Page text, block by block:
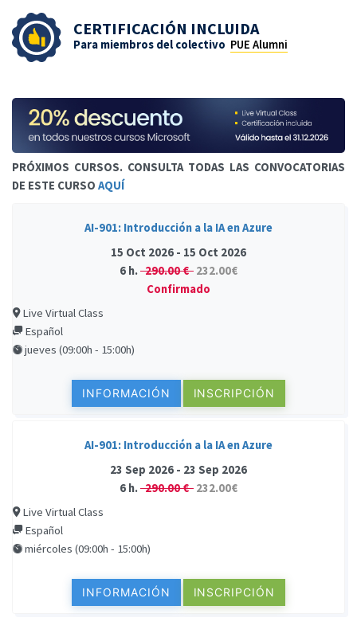
CERTIFICACIÓN INCLUIDA
Para miembros del colectivo PUE Alumni
PRÓXIMOS CURSOS. CONSULTA TODAS LAS CONVOCATORIAS
DE ESTE CURSO AQUÍ
AI-901: Introducción a la IA en Azure
15 Oct 2026 - 15 Oct 2026
6 h.290.00 € 232.00€
Confirmado
Live Virtual Class
Español
jueves (09:00h - 15:00h)
INFORMACIÓN INSCRIPCIÓN
AI-901: Introducción a la IA en Azure
23 Sep 2026 - 23 Sep 2026
6 h.290.00 € 232.00€
Live Virtual Class
Español
miércoles (09:00h - 15:00h)
INFORMACIÓN INSCRIPCIÓN